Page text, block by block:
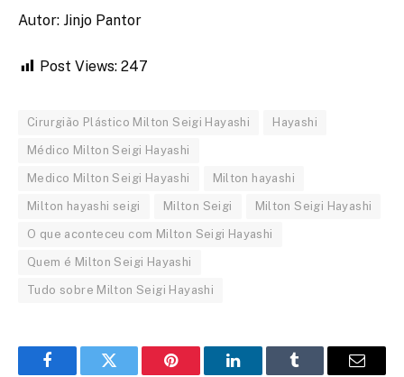
Autor: Jinjo Pantor
Post Views: 247
Cirurgião Plástico Milton Seigi Hayashi Hayashi
Médico Milton Seigi Hayashi
Medico Milton Seigi Hayashi Milton hayashi
Milton hayashi seigi Milton Seigi Milton Seigi Hayashi
O que aconteceu com Milton Seigi Hayashi
Quem é Milton Seigi Hayashi
Tudo sobre Milton Seigi Hayashi